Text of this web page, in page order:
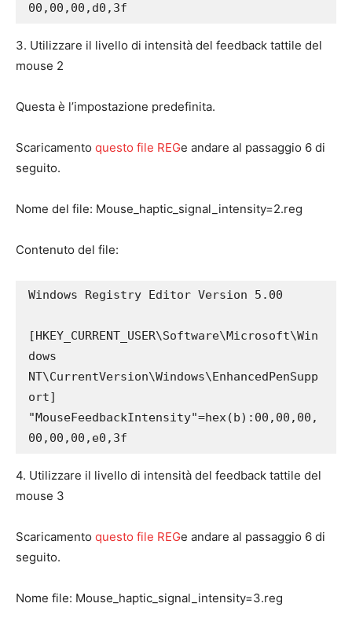
00,00,00,d0,3f
3. Utilizzare il livello di intensità del feedback tattile del
mouse 2
Questa è l’impostazione predefinita.
Scaricamento questo file REGe andare al passaggio 6 di
seguito.​
Nome del file: Mouse_haptic_signal_intensity=2.reg​
Contenuto del file:
Windows Registry Editor Version 5.00
[HKEY_CURRENT_USER\Software\Microsoft\Win
dows
NT\CurrentVersion\Windows\EnhancedPenSupp
ort]
"MouseFeedbackIntensity"=hex(b):00,00,00,
00,00,00,e0,3f
4. Utilizzare il livello di intensità del feedback tattile del
mouse 3
Scaricamento questo file REGe andare al passaggio 6 di
seguito.​
Nome file: Mouse_haptic_signal_intensity=3.reg​